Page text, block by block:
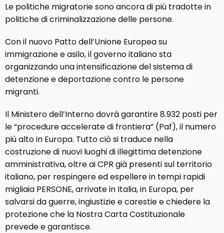
Le politiche migratorie sono ancora di più tradotte in
politiche di criminalizzazione delle persone.
Con il nuovo Patto dell’Unione Europea su
immigrazione e asilo, il governo italiano sta
organizzando una intensificazione del sistema di
detenzione e deportazione contro le persone
migranti.
Il Ministero dell’Interno dovrà garantire 8.932 posti per
le “procedure accelerate di frontiera” (Paf), il numero
più alto in Europa. Tutto ciò si traduce nella
costruzione di nuovi luoghi di illegittima detenzione
amministrativa, oltre ai CPR già presenti sul territorio
italiano, per respingere ed espellere in tempi rapidi
migliaia PERSONE, arrivate in Italia, in Europa, per
salvarsi da guerre, ingiustizie e carestie e chiedere la
protezione che la Nostra Carta Costituzionale
prevede e garantisce.